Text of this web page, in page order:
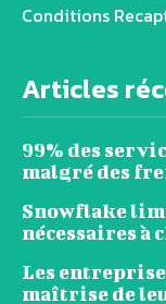
Conditions
Articles
99% des
malgré des
Snowflake
nécessaires à
Les
maîtrise de